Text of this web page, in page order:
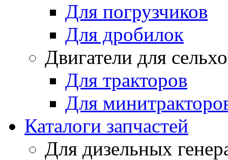
Для погрузчиков
Для дробилок
Двигатели для
Для тракторов
Для
Каталоги запчастей
Для дизельных